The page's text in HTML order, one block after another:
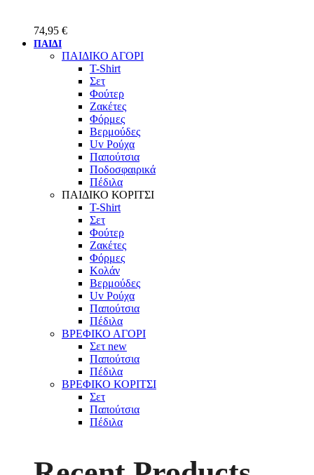
74,95 €
ΠΑΙΔΙ
ΠΑΙΔΙΚΟ ΑΓΟΡΙ
T-Shirt
Σετ
Φούτερ
Ζακέτες
Φόρμες
Βερμούδες
Uv Ρούχα
Παπούτσια
Ποδοσφαιρικά
Πέδιλα
ΠΑΙΔΙΚΟ ΚΟΡΙΤΣΙ
T-Shirt
Σετ
Φούτερ
Ζακέτες
Φόρμες
Κολάν
Βερμούδες
Uv Ρούχα
Παπούτσια
Πέδιλα
ΒΡΕΦΙΚΟ ΑΓΟΡΙ
Σετ new
Παπούτσια
Πέδιλα
ΒΡΕΦΙΚΟ ΚΟΡΙΤΣΙ
Σετ
Παπούτσια
Πέδιλα